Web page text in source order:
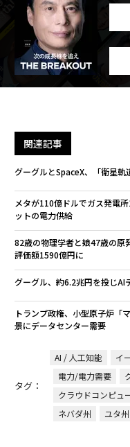
関連記事
グーグルとSpaceX、「衛星
メタが110億ドルでガス発電
ットの電力供給
82歳の物理学者と娘47歳の原
評価額1590億円に
グーグル、約6.2兆円を投じAI
トランプ政権、小型原子炉
景にデータセンター需要
タグ：
AI / 人工知能 イ
電力/電力需要
クラウドコンピュ
ネバダ州
ユタ州